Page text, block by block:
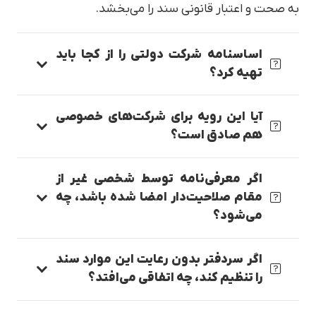
به صحت و اعتبار قانونی سند را می‌بخشد.
اساسنامه شرکت دولتی را از کجا باید
تهیه کرد؟
آیا این رویه برای شرکت‌های خصوصی
هم صادق است؟
اگر معرفی‌نامه توسط شخصی غیر از
مقام صلاحیت‌دار امضا شده باشد، چه
می‌شود؟
اگر سردفتر بدون رعایت این موارد سند
را تنظیم کند، چه اتفاقی می‌افتد؟